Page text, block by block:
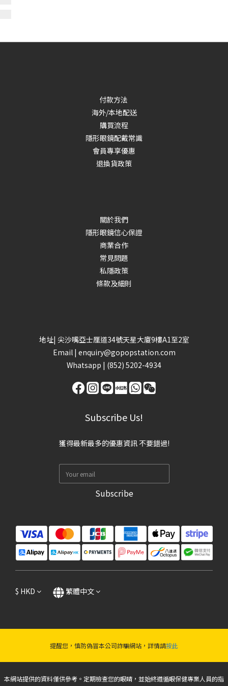
付款方法
海外/本地配送
購買流程
隱形眼鏡配戴常識
會員專享優惠
退換貨政策
關於我們
隱形眼鏡信心保證
商業合作
常見問題
私隱政策
條款及細則
地址| 尖沙嘴亞士厘道34號天星大廈9樓A1至2室
Email | enquiry@gopopstation.com
Whatsapp | (852) 5202-4934
Subscribe Us!
獲得最新最多的優惠資訊 不要錯過!
Subscribe
$ HKD 繁體中文
提醒您，慎防偽冒本公司詐騙網站，詳情請按此
本網站提供的資料僅供參考。定期檢查您的眼睛，並始終遵循眼保健專業人員的指